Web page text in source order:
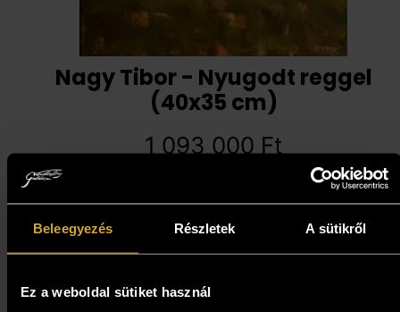
Beleegyezés Részletek A sütikről
Ez a weboldal sütiket használ
Nagy Tibor - Nyugodt reggel
(40x35 cm)
1 093 000Ft